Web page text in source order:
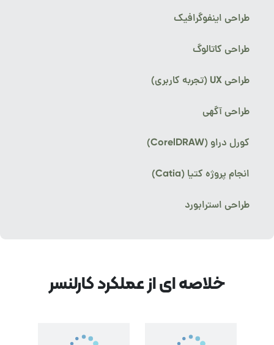
طراحی اینفوگرافیک
طراحی کاتالوگ
طراحی UX (تجربه کاربری)
طراحی آگهی
کورل دراو (CorelDRAW)
انجام پروژه کتیا (Catia)
طراحی استرابورد
خلاصه ای از عملکرد کارلنسر